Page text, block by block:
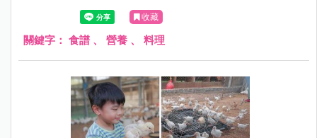
造成部份微焦的色不均問題！！不選大約作到第3次，只要
小小火煎控制得好，就能煎得很美了。
收藏
關鍵字： 食譜 、 營養 、 料理